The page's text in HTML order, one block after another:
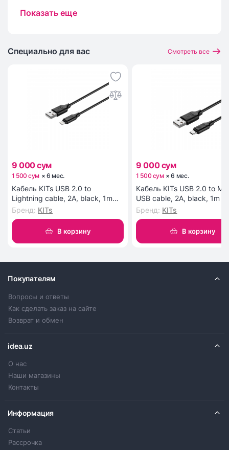
играть в игры с высоким уровнем детализации.
Показать еще
Специально для вас Смотреть все
9 000 сум
1 500 сум × 6 мес.
Кабель KITs USB 2.0 to
Lightning cable, 2A, black, 1m
(KITS-W-003)
Бренд: KITs
В корзину
9 000 сум
1 500 сум ×6 мес.
Кабель KITs USB 2.0 to
USB cable, 2A, black, 1m
W-002)
Бренд: KITs
В корзину
Покупателям
Вопросы и ответы
Как сделать заказ на сайте
Возврат и обмен
idea.uz
О нас
Наши магазины
Контакты
Информация
Статьи
Рассрочка